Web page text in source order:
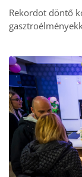
Rekordot döntő